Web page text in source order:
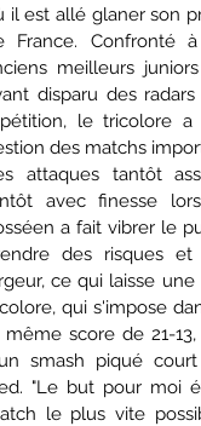
il est allé glaner son
France. Confronté
meilleurs
disparu des
le tricolore
des matchs
attaques tantôt
avec finesse
a fait vibrer le
des risques
ce qui laisse
qui s'impose
même score de 21-
smash piqué
"Le but pour moi
le plus vite